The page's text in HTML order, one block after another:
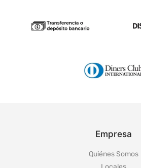
Empresa
Quiénes Somos